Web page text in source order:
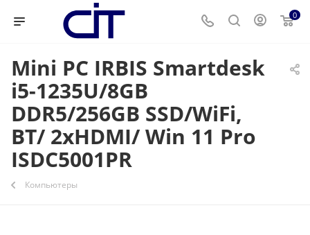
0
Mini PC IRBIS Smartdesk
i5-1235U/8GB
DDR5/256GB SSD/WiFi,
BT/ 2xHDMI/ Win 11 Pro
ISDC5001PR
Компьютеры